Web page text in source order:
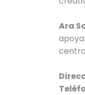
Ara